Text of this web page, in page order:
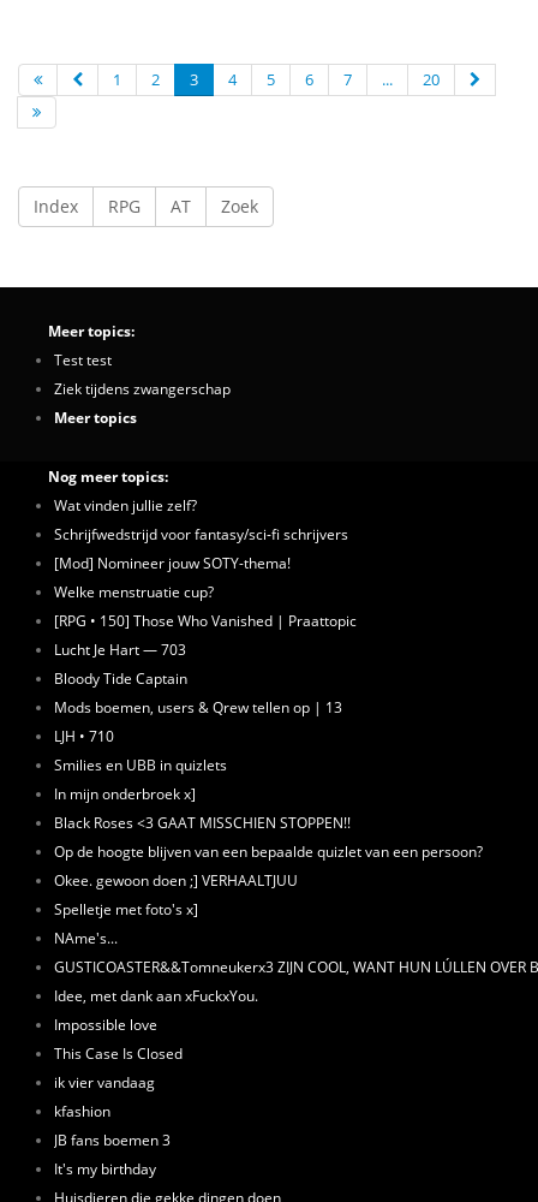
1 2 3 4 5 6 7 ... 20
Index RPG AT Zoek
Meer topics:
Test test
Ziek tijdens zwangerschap
Meer topics
Nog meer topics:
Wat vinden jullie zelf?
Schrijfwedstrijd voor fantasy/sci-fi schrijvers
[Mod] Nomineer jouw SOTY-thema!
Welke menstruatie cup?
[RPG • 150] Those Who Vanished | Praattopic
Lucht Je Hart — 703
Bloody Tide Captain
Mods boemen, users & Qrew tellen op | 13
LJH • 710
Smilies en UBB in quizlets
In mijn onderbroek x]
Black Roses <3 GAAT MISSCHIEN STOPPEN!!
Op de hoogte blijven van een bepaalde quizlet van een persoon?
Okee. gewoon doen ;] VERHAALTJUU
Spelletje met foto's x]
NAme's...
GUSTICOASTER&&Tomneukerx3 ZIJN COOL, WANT HUN LÚLLEN OVER
Idee, met dank aan xFuckxYou.
Impossible love
This Case Is Closed
ik vier vandaag
kfashion
JB fans boemen 3
It's my birthday
Huisdieren die gekke dingen doen